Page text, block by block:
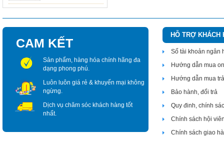
CAM KẾT
Sản phẩm, hàng hóa chính hãng đa
dạng phong phú.
Luôn luôn giá rẻ & khuyến mại không
ngừng.
Dịch vụ chăm sóc khách hàng tốt
nhất.
HỖ TRỢ KHÁCH
Số tài khoản ngân
Hướng dẫn mua
Hướng dẫn mua
Bảo hành, đổi trả
Quy đinh, chính
Chính sách hội
Chính sách giao